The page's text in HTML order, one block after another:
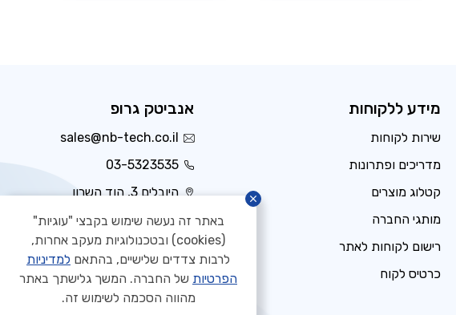
מידע ללקוחות
שירות לקוחות
מדריכים ופתרונות
קטלוג מוצרים
מותגי החברה
רישום לקוחות לאתר
כרטיס לקוח
אנביטק גרופ
sales@nb-tech.co.il
03-5323535
היובלים 3, הוד השרון
באתר זה נעשה שימוש בקבצי "עוגיות"
(cookies) ובטכנולוגיות מעקב אחרות,
לרבות צדדים שלישיים, בהתאם למדיניות
הפרטיות של החברה. המשך גלישתך באתר
מהווה הסכמה לשימוש זה.